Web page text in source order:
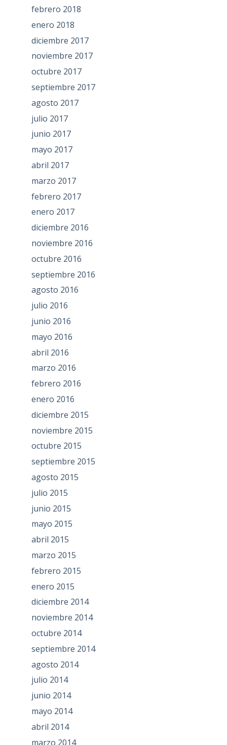
febrero 2018
enero 2018
diciembre 2017
noviembre 2017
octubre 2017
septiembre 2017
agosto 2017
julio 2017
junio 2017
mayo 2017
abril 2017
marzo 2017
febrero 2017
enero 2017
diciembre 2016
noviembre 2016
octubre 2016
septiembre 2016
agosto 2016
julio 2016
junio 2016
mayo 2016
abril 2016
marzo 2016
febrero 2016
enero 2016
diciembre 2015
noviembre 2015
octubre 2015
septiembre 2015
agosto 2015
julio 2015
junio 2015
mayo 2015
abril 2015
marzo 2015
febrero 2015
enero 2015
diciembre 2014
noviembre 2014
octubre 2014
septiembre 2014
agosto 2014
julio 2014
junio 2014
mayo 2014
abril 2014
marzo 2014